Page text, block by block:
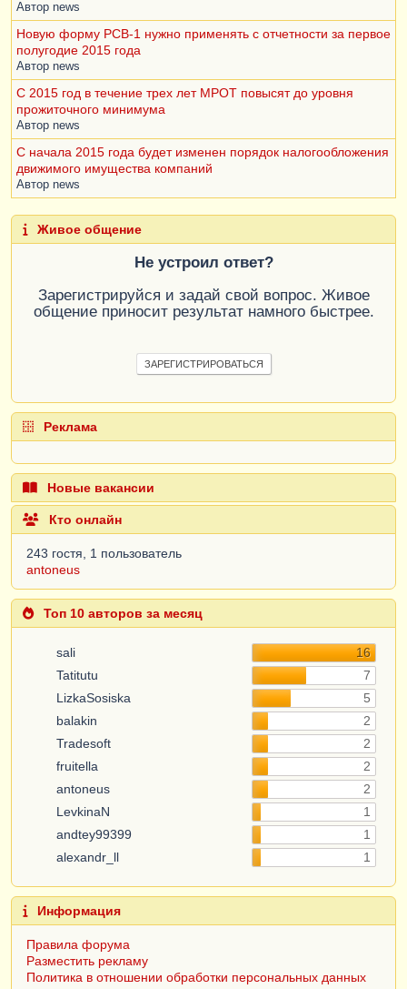
Автор news
Новую форму РСВ-1 нужно применять с отчетности за первое
полугодие 2015 года
Автор news
С 2015 год в течение трех лет МРОТ повысят до уровня
прожиточного минимума
Автор news
С начала 2015 года будет изменен порядок налогообложения
движимого имущества компаний
Автор news
Живое общение
Не устроил ответ?
Зарегистрируйся и задай свой вопрос. Живое
общение приносит результат намного быстрее.
ЗАРЕГИСТРИРОВАТЬСЯ
Реклама
Новые вакансии
Кто онлайн
243 гостя, 1 пользователь
antoneus
Топ 10 авторов за месяц
sali
16
Tatitutu
7
LizkaSosiska
5
balakin
2
Tradesoft
2
fruitella
2
antoneus
2
LevkinaN
1
andtey99399
1
alexandr_ll
1
Информация
Правила форума
Разместить рекламу
Политика в отношении обработки персональных данных